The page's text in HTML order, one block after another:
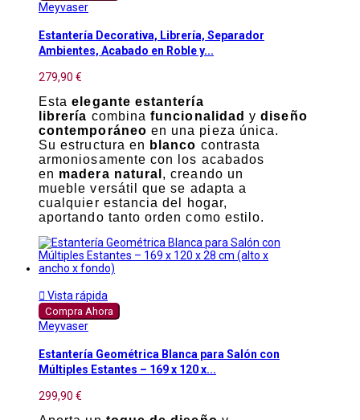
Meyvaser
Estantería Decorativa, Librería, Separador
Ambientes, Acabado en Roble y...
279,90 €
Estaelegante estantería
librería combinafuncionalidad ydiseño
contemporáneo en una pieza única.
Su estructura en blanco contrasta
armoniosamente con los acabados
en madera natural , creando un
mueble versátil que se adapta a
cualquier estancia del hogar,
aportando tanto orden como estilo.
 Vista rápida
Compra Ahora
Meyvaser
Estantería Geométrica Blanca para Salón con
Múltiples Estantes – 169 x 120 x...
299,90 €